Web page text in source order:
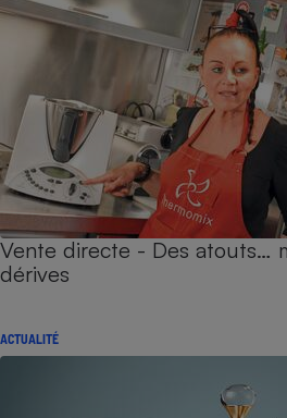
Vente directe - Des atouts…
dérives
ACTUALITÉ